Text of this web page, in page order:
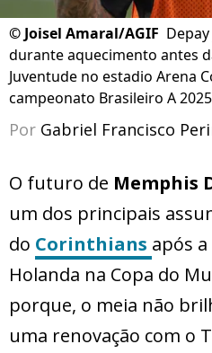
©Joisel Amaral/AGIF
durante aquecimento antes
Juventude no estadio Arena
campeonato Brasileiro A
Por Gabriel Francisco
O futuro de Memphis
um dos principais
do Corinthians após
Holanda na Copa do
porque, o meia não
uma renovação com o